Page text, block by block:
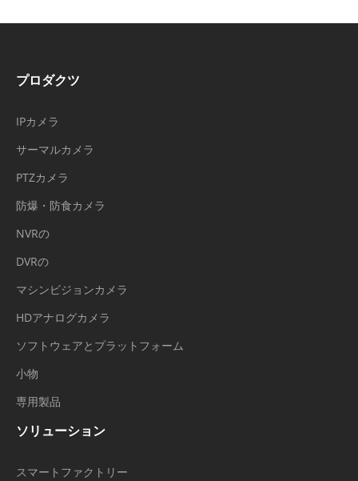
プロダクツ
IPカメラ
サーマルカメラ
PTZカメラ
防爆・防食カメラ
NVRの
DVRの
マシンビジョンカメラ
HDアナログカメラ
ソフトウェアとプラットフォーム
小物
専用製品
ソリューション
スマートファクトリー